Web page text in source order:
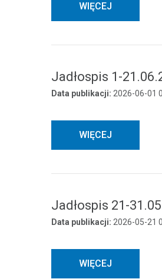
WIĘCEJ
Jadłospis 1-
Data publikacji: 2026-06-01
WIĘCEJ
Jadłospis 21-
Data publikacji: 2026-05-21
WIĘCEJ